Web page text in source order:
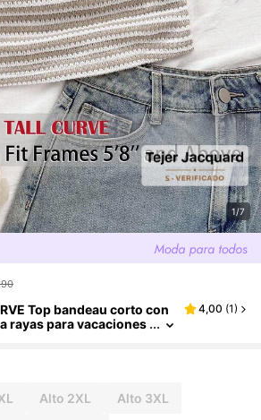
1/7
Top bandeau corto con
rayas para vacaciones
4,00 (1)
Alto 2XL Alto 3XL